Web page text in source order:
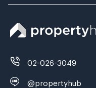
02-026-3049
@propertyhub